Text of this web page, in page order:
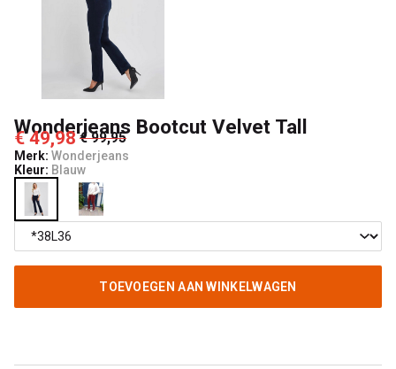
Wonderjeans Bootcut Velvet Tall
€ 49,98 € 99,95
Merk: Wonderjeans
Kleur: Blauw
TOEVOEGEN AAN WINKELWAGEN